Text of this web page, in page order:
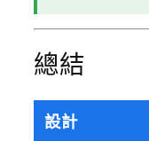
總結
設計